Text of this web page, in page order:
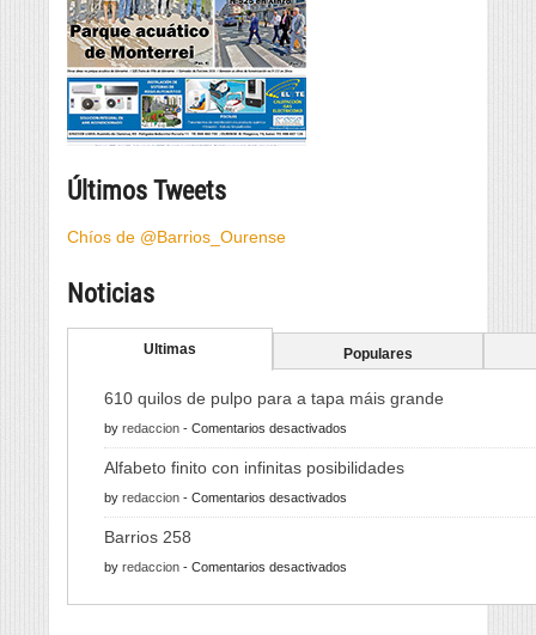
Últimos Tweets
Chíos de @Barrios_Ourense
Noticias
Ultimas Populares
610 quilos de pulpo para a tapa máis grande
by redaccion - Comentarios desactivados
610
Alfabeto finito con infinitas posibilidades
by redaccion - Comentarios desactivados
Alfabeto
infinitas
Barrios 258
by redaccion - Comentarios desactivados